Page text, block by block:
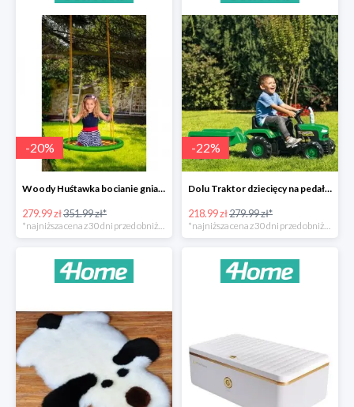
-20%
Woody Huśtawka bocianie gniazdo -20%
279.99 zł351.99 zł*
*najniższa cena z 30 dni przed obniżką
-22%
Dolu Traktor dziecięcy na pedały z przyczepką -22%
218.99 zł279.99 zł*
*najniższa cena z 30 dni przed obniżką